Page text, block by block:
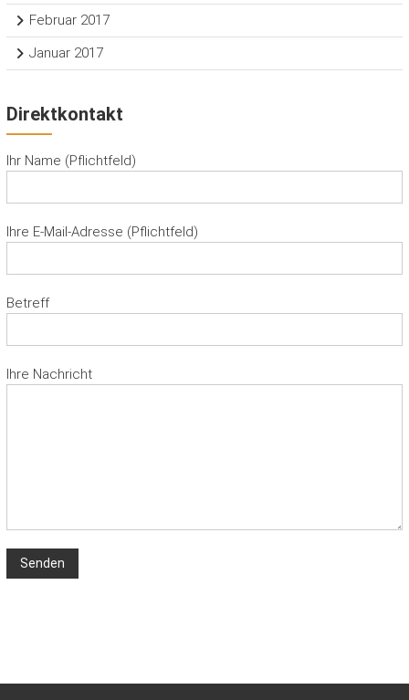
Februar 2017
Januar 2017
Direktkontakt
Ihr Name (Pflichtfeld)
Ihre E-Mail-Adresse (Pflichtfeld)
Betreff
Ihre Nachricht